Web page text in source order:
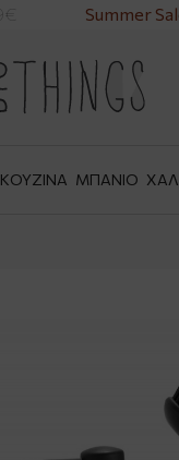
Summer
ΚΟΥΖΙΝΑ ΜΠΑΝΙΟ